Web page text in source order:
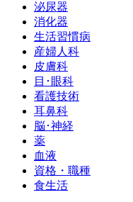
泌尿器
消化器
生活習慣病
産婦人科
皮膚科
目･眼科
看護技術
耳鼻科
脳･神経
薬
血液
資格・職種
食生活